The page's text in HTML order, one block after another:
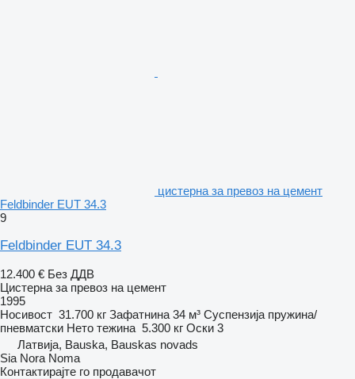
цистерна за превоз на цемент
Feldbinder EUT 34.3
9
Feldbinder EUT 34.3
12.400 € Без ДДВ
Цистерна за превоз на цемент
1995
Носивост 31.700 кг Зафатнина 34 м³ Суспензија пружина/
пневматски Нето тежина 5.300 кг Оски 3
Латвија, Bauska, Bauskas novads
Sia Nora Noma
Контактирајте го продавачот